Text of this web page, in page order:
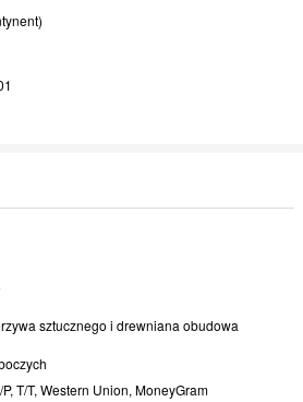
sztucznego i drewniana obudowa
P, T/T, Western Union, MoneyGram